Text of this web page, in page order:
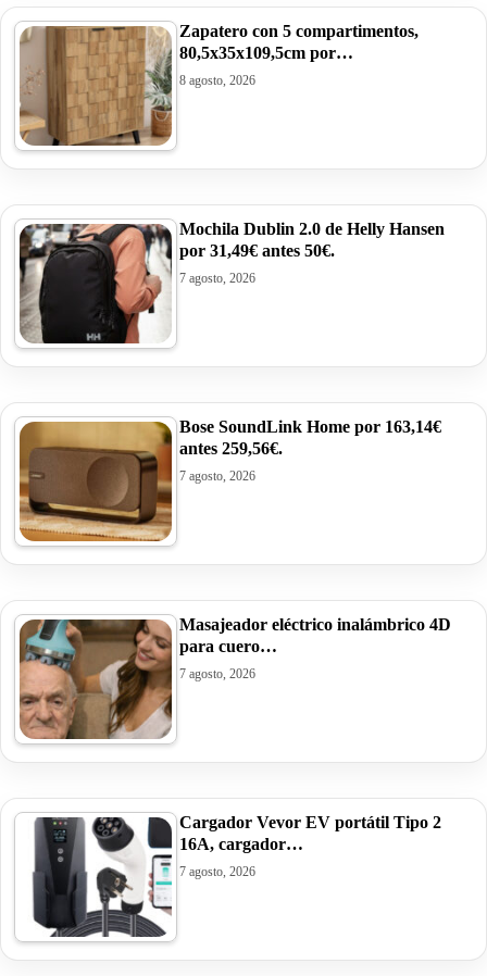
Zapatero con 5 compartimentos,
80,5x35x109,5cm por…
8 agosto, 2026
Mochila Dublin 2.0 de Helly Hansen
por 31,49€ antes 50€.
7 agosto, 2026
Bose SoundLink Home por 163,14€
antes 259,56€.
7 agosto, 2026
Masajeador eléctrico inalámbrico 4D
para cuero…
7 agosto, 2026
Cargador Vevor EV portátil Tipo 2
16A, cargador…
7 agosto, 2026